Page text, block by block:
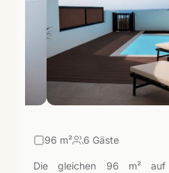
96 m² 6 Gäste
Die gleichen 96 m²